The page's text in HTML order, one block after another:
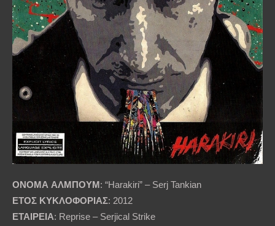
ΟΝΟΜΑ ΑΛΜΠΟΥΜ: “Harakiri” – Serj Tankian
ΕΤΟΣ ΚΥΚΛΟΦΟΡΙΑΣ: 2012
ΕΤΑΙΡΕΙΑ: Reprise – Serjical Strike